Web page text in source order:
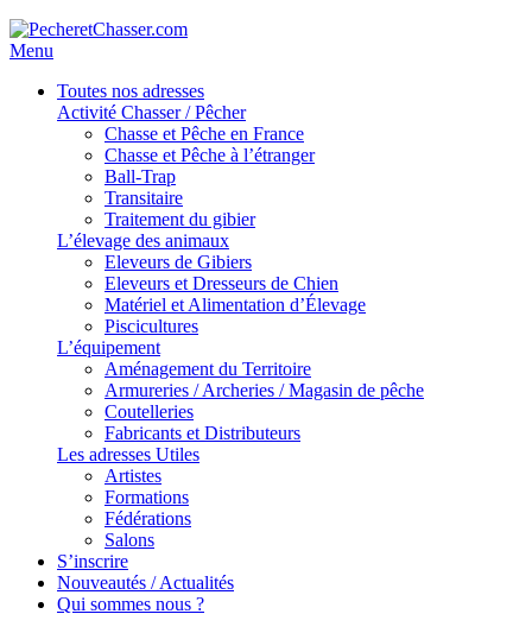
Menu
Toutes nos adresses
Activité Chasser / Pêcher
Chasse et Pêche en France
Chasse et Pêche à l’étranger
Ball-Trap
Transitaire
Traitement du gibier
L’élevage des animaux
Eleveurs de Gibiers
Eleveurs et Dresseurs de Chien
Matériel et Alimentation d’Élevage
Piscicultures
L’équipement
Aménagement du Territoire
Armureries / Archeries / Magasin de pêche
Coutelleries
Fabricants et Distributeurs
Les adresses Utiles
Artistes
Formations
Fédérations
Salons
S’inscrire
Nouveautés / Actualités
Qui sommes nous ?